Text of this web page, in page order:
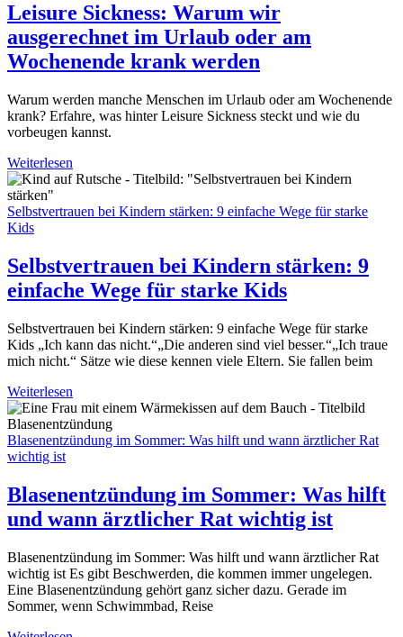
Leisure Sickness: Warum wir
ausgerechnet im Urlaub oder am
Wochenende krank werden
Warum werden manche Menschen im Urlaub oder am Wochenende
krank? Erfahre, was hinter Leisure Sickness steckt und wie du
vorbeugen kannst.
Weiterlesen
Selbstvertrauen bei Kindern stärken: 9 einfache Wege für starke
Kids
Selbstvertrauen bei Kindern stärken: 9
einfache Wege für starke Kids
Selbstvertrauen bei Kindern stärken: 9 einfache Wege für starke
Kids „Ich kann das nicht.“„Die anderen sind viel besser.“„Ich traue
mich nicht.“ Sätze wie diese kennen viele Eltern. Sie fallen beim
Weiterlesen
Blasenentzündung im Sommer: Was hilft und wann ärztlicher Rat
wichtig ist
Blasenentzündung im Sommer: Was hilft
und wann ärztlicher Rat wichtig ist
Blasenentzündung im Sommer: Was hilft und wann ärztlicher Rat
wichtig ist Es gibt Beschwerden, die kommen immer ungelegen.
Eine Blasenentzündung gehört ganz sicher dazu. Gerade im
Sommer, wenn Schwimmbad, Reise